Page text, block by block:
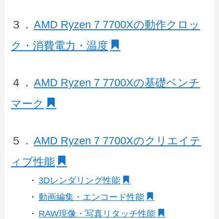
３． AMD Ryzen 7 7700Xの動作クロッ
ク・消費電力・温度
４． AMD Ryzen 7 7700Xの基礎ベンチ
マーク
５． AMD Ryzen 7 7700Xのクリエイテ
ィブ性能
・ 3Dレンダリング性能
・ 動画編集・エンコード性能
・ RAW現像・写真リタッチ性能